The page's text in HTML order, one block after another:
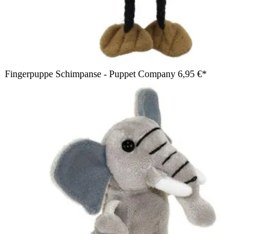
Fingerpuppe Schimpanse - Puppet Company 6,95 €*